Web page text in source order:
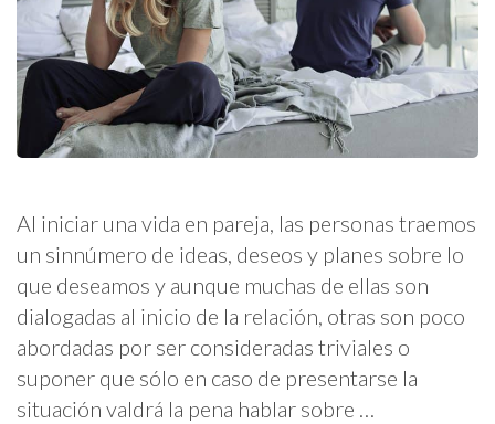
Al iniciar una vida en pareja, las personas traemos
un sinnúmero de ideas, deseos y planes sobre lo
que deseamos y aunque muchas de ellas son
dialogadas al inicio de la relación, otras son poco
abordadas por ser consideradas triviales o
suponer que sólo en caso de presentarse la
situación valdrá la pena hablar sobre …